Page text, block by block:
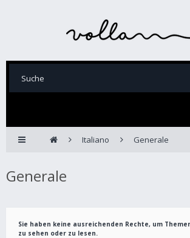
Italiano Generale
Generale
Sie haben keine ausreichenden Rechte, um
zu sehen oder zu lesen.